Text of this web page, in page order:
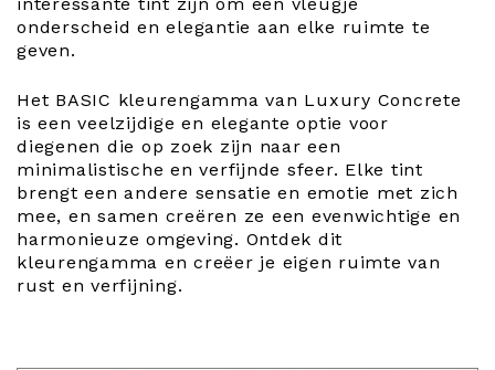
onderscheid en elegantie aan elke ruimte te
geven.
Het BASIC kleurengamma van Luxury Concrete
is een veelzijdige en elegante optie voor
diegenen die op zoek zijn naar een
minimalistische en verfijnde sfeer. Elke tint
brengt een andere sensatie en emotie met zich
mee, en samen creëren ze een evenwichtige en
harmonieuze omgeving. Ontdek dit
kleurengamma en creëer je eigen ruimte van
rust en verfijning.